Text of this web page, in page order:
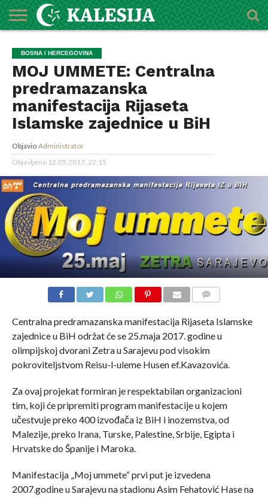
O
MEDŽLISU
DŽEMATI
IMAMI
MEKTEBSKI
CENTAR
VIJESTI
HUTBE
NAJAVE
KALENDAR
KONTAKT
BOSNA I HERCEGOVINA
MOJ UMMETE: Centralna
predramazanska
manifestacija Rijaseta
Islamske zajednice u BiH
Objavio Administrator
Objavljeno 12.05.2017. 22:15
Centralna predramazanska manifestacija Rijaseta Islamske
zajednice u BiH održat će se 25.maja 2017. godine u
olimpijskoj dvorani Zetra u Sarajevu pod visokim
pokroviteljstvom Reisu-l-uleme Husen ef.Kavazovića.
Za ovaj projekat formiran je respektabilan organizacioni
tim, koji će pripremiti program manifestacije u kojem
učestvuje preko 400 izvođača iz BiH i inozemstva, od
Malezije, preko Irana, Turske, Palestine, Srbije, Egipta i
Hrvatske do Španije i Maroka.
Manifestacija „Moj ummete“ prvi put je izvedena
2007.godine u Sarajevu na stadionu Asim Fehatović Hase na